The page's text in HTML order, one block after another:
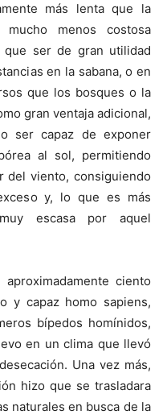
más lenta que la
mucho menos costosa
ser de gran utilidad
en la sabana, o en
que los bosques o la
gran ventaja adicional,
ser capaz de exponer
al sol, permitiendo
del viento, consiguiendo
y, lo que es más
escasa por aquel
ciento
y capaz homo sapiens,
bípedos homínidos,
en un clima que llevó
Una vez más,
hizo que se trasladara
naturales en busca de la